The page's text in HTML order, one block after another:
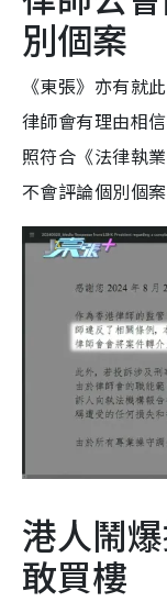
別個案
《東張》亦有就
律師會有理由相
照符合《法律執
不會評論個別個案
港人鬧
敢買樓